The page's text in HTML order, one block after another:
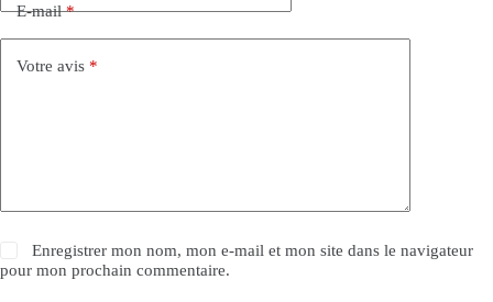
E-mail*
Votre avis *
Enregistrer mon nom, mon e-mail et mon site dans le navigateur
pour mon prochain commentaire.